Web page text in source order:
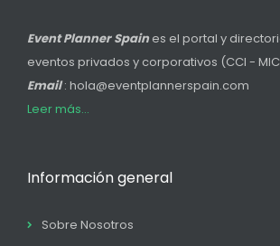
Event Planner Spain es el portal y
eventos privados y corporativos (CCI -
Email: hola@eventplannerspain.com
Leer más...
Información general
Sobre Nosotros